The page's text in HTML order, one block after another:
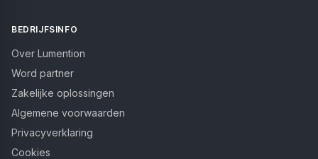
BEDRIJFSINFO
Over Lumention
Word partner
Zakelijke oplossingen
Algemene voorwaarden
Privacyverklaring
Cookies